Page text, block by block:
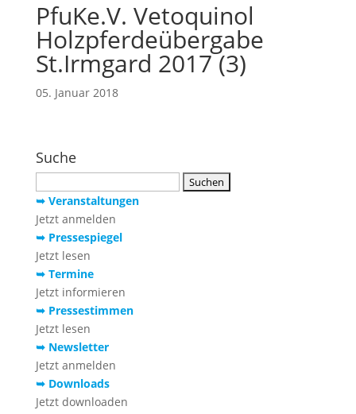
PfuKe.V. Vetoquinol
Holzpferdeübergabe
St.Irmgard 2017 (3)
05. Januar 2018
Suche
nach:
➥ Veranstaltungen
Jetzt anmelden
➥ Pressespiegel
Jetzt lesen
➥ Termine
Jetzt informieren
➥ Pressestimmen
Jetzt lesen
➥ Newsletter
Jetzt anmelden
➥ Downloads
Jetzt downloaden